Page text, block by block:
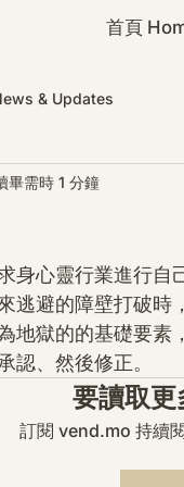
首頁
& Updates
畢需時 1 分鐘
身心靈行業進行
逃避的障壁打破時
地獄的的基礎要素
認、然後修正。
要讀取更
訂閱 vend.mo 持續